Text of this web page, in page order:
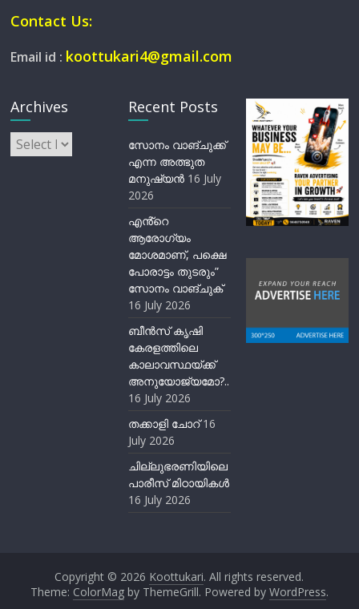
Contact Us:
Email id : koottukari4@gmail.com
Archives
Archives
Recent Posts
സോനം വാങ്ചുക്ക്
എന്ന അത്ഭുത
മനുഷ്യന്‍ 16 July
2026
എൻ്റെ
ആരോഗ്യം
മോശമാണ്, പക്ഷെ
പോരാട്ടം തുടരും”
സോനം വാങ്ചുക്
16 July 2026
ബീന്‍സ് കൃഷി
കേരളത്തിലെ
കാലാവസ്ഥയ്ക്ക്
അനുയോജ്യമോ?..
16 July 2026
തക്കാളി ചോറ് 16
July 2026
ചില്ലുഭരണിയിലെ
പാരീസ് മിഠായികള്‍
16 July 2026
Copyright © 2026 Koottukari. All rights reserved.
Theme: ColorMagby ThemeGrill. Powered by WordPress.